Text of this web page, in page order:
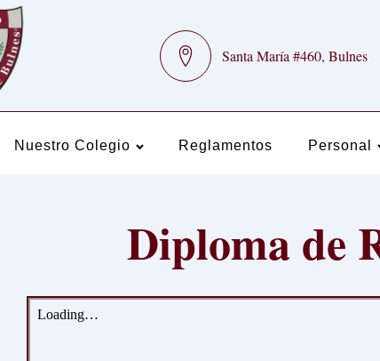
Santa María #460, Bulnes
Nuestro Colegio Reglamentos Personal
Diploma de